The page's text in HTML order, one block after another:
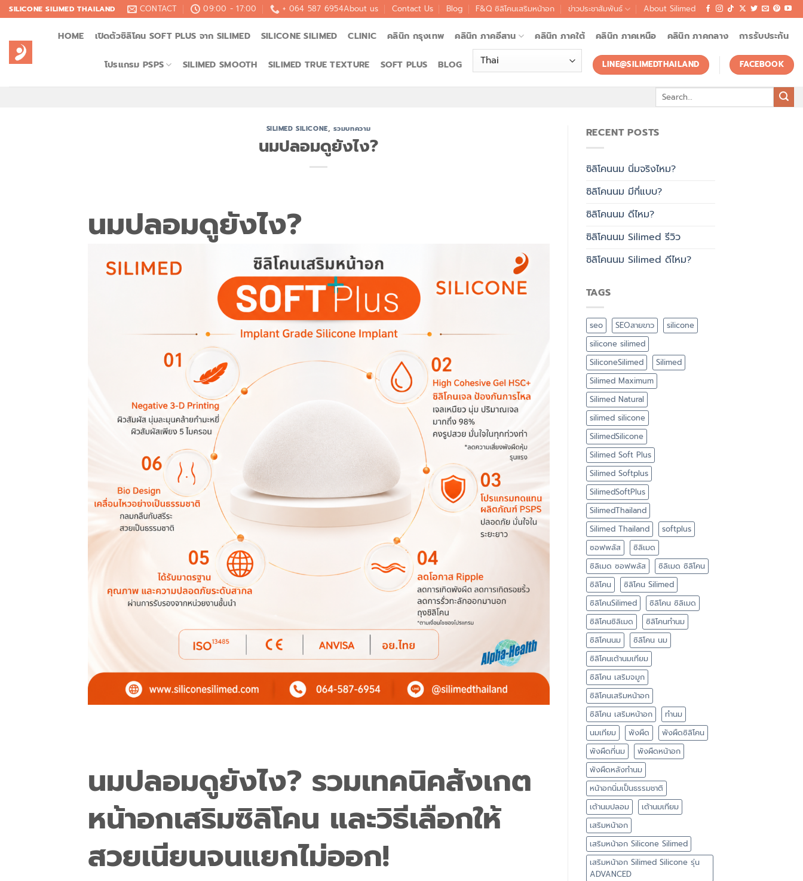
Skip
to
SILICONE SILIMED THAILAND CONTACT 09:00 - 17:00 + 064 587 6954About us Contact Us Blog F&Q ซิลิโคนเสริมหน้าอก ข่าวประชาสัมพันธ์ About Silimed
HOME เปิดตัวซิลิโคน SOFT PLUS จาก SILIMED SILICONE SILIMED CLINIC คลินิก กรุงเทพ คลินิก ภาคอีสาน คลินิก ภาคใต้ คลินิก ภาคเหนือ คลินิก ภาคกลาง การรับประกัน
โปรแกรม PSPS SILIMED SMOOTH SILIMED TRUE TEXTURE SOFT PLUS BLOG LINE@SILIMEDTHAILAND FACEBOOK
Search
for:
SILIMED SILICONE, รวมบทความ
นมปลอมดูยังไง?
นมปลอมดูยังไง?
นมปลอมดูยังไง? รวมเทคนิคสังเกต
หน้าอกเสริมซิลิโคน และวิธีเลือกให้
สวยเนียนจนแยกไม่ออก!
RECENT POSTS
ซิลิโคนนม นิ่มจริงไหม?
ซิลิโคนนม มีกี่แบบ?
ซิลิโคนนม ดีไหม?
ซิลิโคนนม Silimed รีวิว
ซิลิโคนนม Silimed ดีไหม?
TAGS
seo SEOสายขาว
silicone
silicone silimed
SiliconeSilimed
Silimed
Silimed Maximum
Silimed Natural
silimed silicone
SilimedSilicone
Silimed Soft Plus
Silimed Softplus
SilimedSoftPlus
SilimedThailand
Silimed Thailand
softplus
ซอฟพลัส
ซิลิเมด
ซิลิเมด ซอฟพลัส
ซิลิเมด ซิลิโคน
ซิลิโคน
ซิลิโคน Silimed
ซิลิโคนSilimed
ซิลิโคน ซิลิเมด
ซิลิโคนซิลิเมด
ซิลิโคนทำนม
ซิลิโคนนม
ซิลิโคน นม
ซิลิโคนเต้านมเทียม
ซิลิโคน เสริมจมูก
ซิลิโคนเสริมหน้าอก
ซิลิโคน เสริมหน้าอก
ทำนม
นมเทียม
พังผืด
พังผืดซิลิโคน
พังผืดที่นม
พังผืดหน้าอก
พังผืดหลังทำนม
หน้าอกนิ่มเป็นธรรมชาติ
เต้านมปลอม
เต้านมเทียม
เสริมหน้าอก
เสริมหน้าอก Silicone Silimed
เสริมหน้าอก Silimed Silicone รุ่น
ADVANCED